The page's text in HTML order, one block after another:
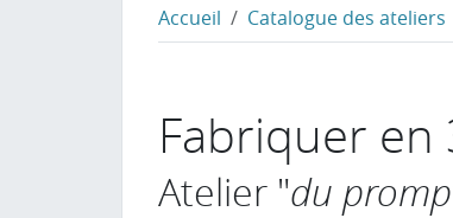
Accueil Catalogue des ateliers
Fabriquer en
Atelier "du